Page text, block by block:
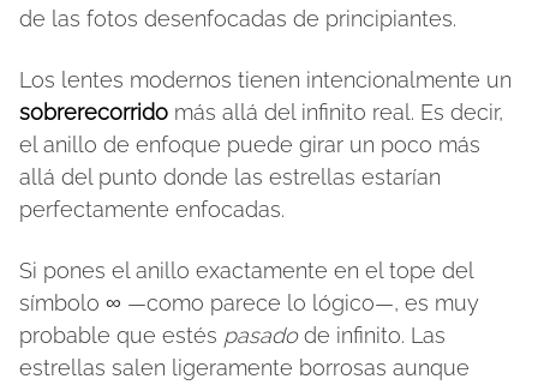
de las fotos desenfocadas de principiantes.
Los lentes modernos tienen intencionalmente un
sobrerecorrido más allá del infinito real. Es decir,
el anillo de enfoque puede girar un poco más
allá del punto donde las estrellas estarían
perfectamente enfocadas.
Si pones el anillo exactamente en el tope del
símbolo ∞ —como parece lo lógico—, es muy
probable que estés pasadode infinito. Las
estrellas salen ligeramente borrosas aunque